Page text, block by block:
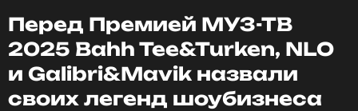
МУЗ ТВ - самая первая, которая прошла в 2003
году.
- Назовите, пожалуйста, трёх исполнителей,
которых вы бы назвали действительно
Перед Премией МУЗ-ТВ
2025 Bahh Tee&Turken, NLO
и Galibri&Mavik назвали
своих легенд шоубизнеса